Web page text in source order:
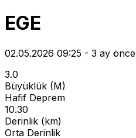
EGE
02.05.2026 09:25 - 3 ay önce
3.0
Büyüklük (M)
Hafif Deprem
10.30
Derinlik (km)
Orta Derinlik